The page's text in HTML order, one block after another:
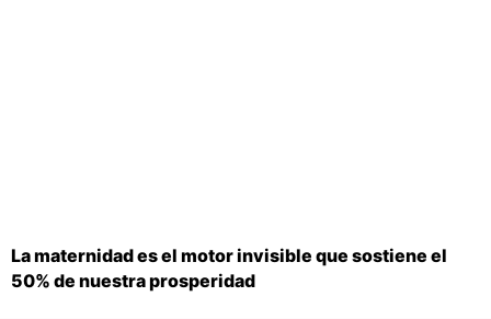
La maternidad es el motor invisible que sostiene el
50% de nuestra prosperidad